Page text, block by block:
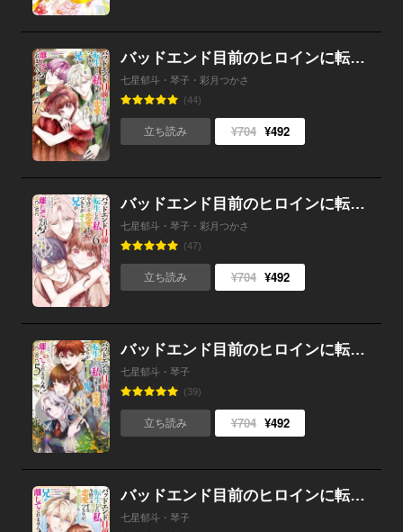
バッドエンド目前のヒロインに転生した私、今世では恋愛するつもりがチートな兄が離してくれません!?@COMIC 第7巻
七星郁斗・琴子・彩月つかさ
(44)
立ち読み ¥704 ¥492
バッドエンド目前のヒロインに転生した私、今世では恋愛するつもりがチートな兄が離してくれません!?@COMIC 第6巻
七星郁斗・琴子・彩月つかさ
(47)
立ち読み ¥704 ¥492
バッドエンド目前のヒロインに転生した私、今世では恋愛するつもりがチートな兄が離してくれません!?@COMIC 第5巻
七星郁斗・琴子
(39)
立ち読み ¥704 ¥492
バッドエンド目前のヒロインに転生した私、今世では恋愛するつもりがチートな兄が離してくれません!?@COMIC 第4巻
七星郁斗・琴子